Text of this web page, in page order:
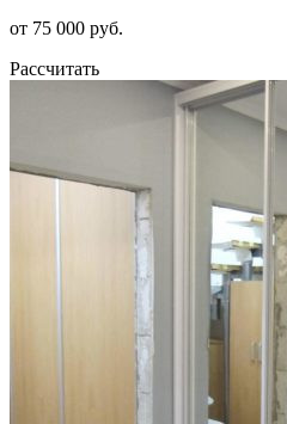
от 75 000 руб.
Рассчитать